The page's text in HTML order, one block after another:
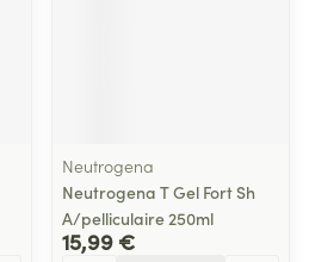
Neutrogena
Neutrogena T Gel Fort Sh
A/pelliculaire 250ml
15,99 €